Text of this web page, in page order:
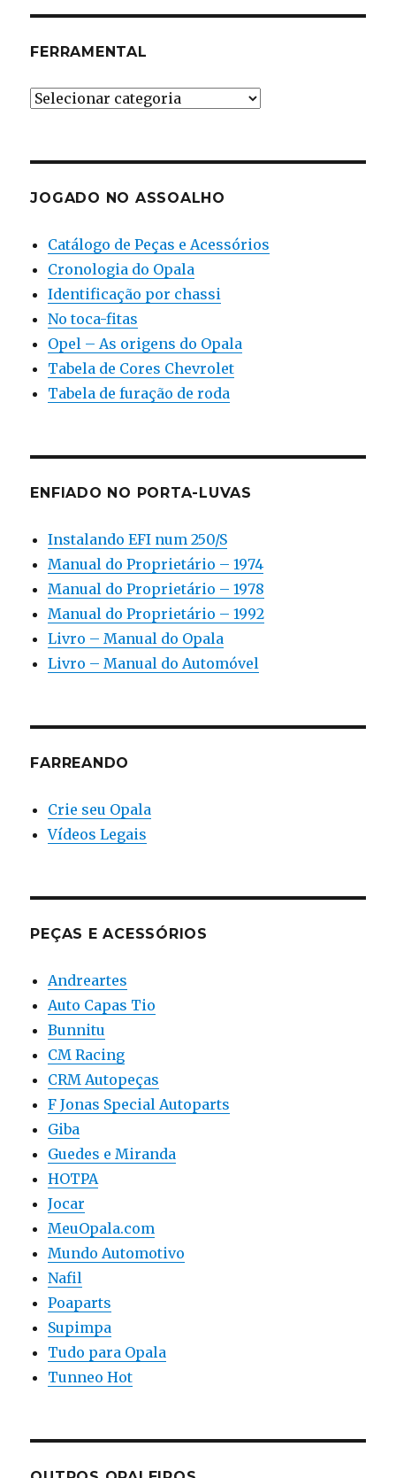
FERRAMENTAL
Ferramental
JOGADO NO ASSOALHO
Catálogo de Peças e Acessórios
Cronologia do Opala
Identificação por chassi
No toca-fitas
Opel – As origens do Opala
Tabela de Cores Chevrolet
Tabela de furação de roda
ENFIADO NO PORTA-LUVAS
Instalando EFI num 250/S
Manual do Proprietário – 1974
Manual do Proprietário – 1978
Manual do Proprietário – 1992
Livro – Manual do Opala
Livro – Manual do Automóvel
FARREANDO
Crie seu Opala
Vídeos Legais
PEÇAS E ACESSÓRIOS
Andreartes
Auto Capas Tio
Bunnitu
CM Racing
CRM Autopeças
F Jonas Special Autoparts
Giba
Guedes e Miranda
HOTPA
Jocar
MeuOpala.com
Mundo Automotivo
Nafil
Poaparts
Supimpa
Tudo para Opala
Tunneo Hot